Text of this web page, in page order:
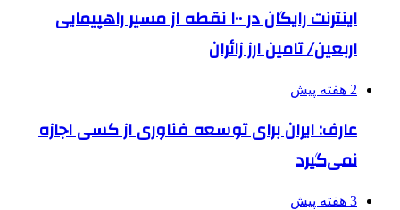
اینترنت رایگان در ۱۰۰ نقطه از مسیر راهپیمایی
اربعین/ تامین ارز زائران
2 هفته پیش
عارف: ایران برای توسعه فناوری از کسی اجازه
نمی‌گیرد
3 هفته پیش